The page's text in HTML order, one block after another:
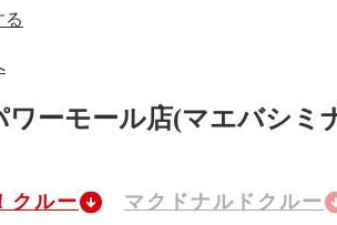
る
ワーモール店(マエバシミ
クルー マクドナルドクルー